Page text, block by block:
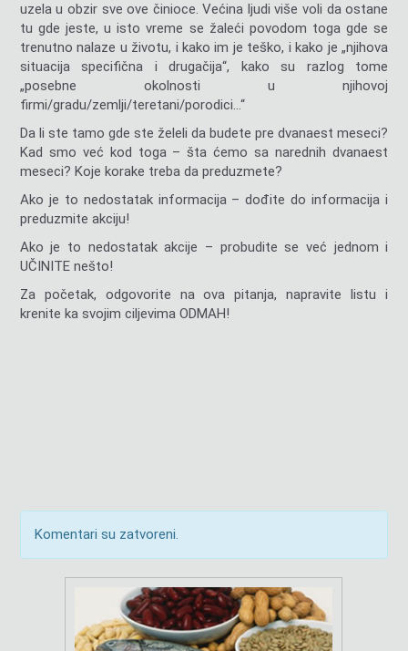
uzela u obzir sve ove činioce. Većina ljudi više voli da ostane
tu gde jeste, u isto vreme se žaleći povodom toga gde se
trenutno nalaze u životu, i kako im je teško, i kako je „njihova
situacija specifična i drugačija“, kako su razlog tome
„posebne okolnosti u njihovoj
firmi/gradu/zemlji/teretani/porodici…“
Da li ste tamo gde ste želeli da budete pre dvanaest meseci?
Kad smo već kod toga – šta ćemo sa narednih dvanaest
meseci? Koje korake treba da preduzmete?
Ako je to nedostatak informacija – dođite do informacija i
preduzmite akciju!
Ako je to nedostatak akcije – probudite se već jednom i
UČINITE nešto!
Za početak, odgovorite na ova pitanja, napravite listu i
krenite ka svojim ciljevima ODMAH!
Komentari su zatvoreni.